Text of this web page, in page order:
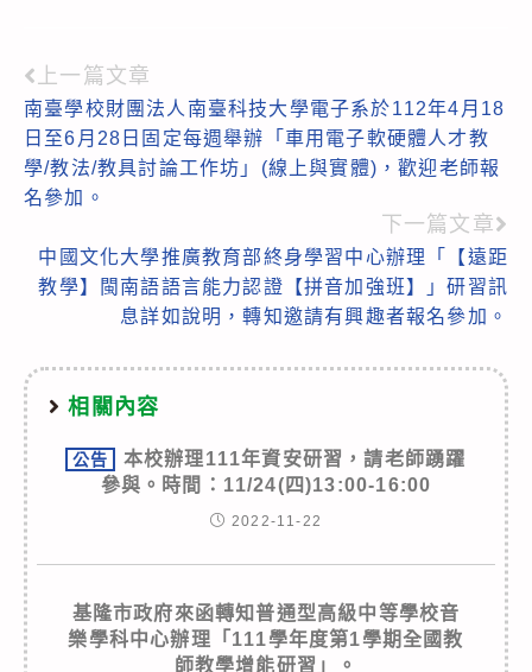
Read
more
articles
上一篇文章
南臺學校財團法人南臺科技大學電子系於112年4月18
日至6月28日固定每週舉辦「車用電子軟硬體人才教
學/教法/教具討論工作坊」(線上與實體)，歡迎老師報
名參加。
下一篇文章
中國文化大學推廣教育部終身學習中心辦理「【遠距
教學】閩南語語言能力認證【拼音加強班】」研習訊
息詳如說明，轉知邀請有興趣者報名參加。
相關內容
公告
本校辦理111年資安研習，請老師踴躍
參與。時間：11/24(四)13:00-16:00
2022-11-22
基隆市政府來函轉知普通型高級中等學校音
樂學科中心辦理「111學年度第1學期全國教
師教學增能研習」。